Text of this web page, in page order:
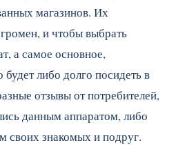
магазинов. Их
и чтобы выбрать
а самое основное,
либо долго посидеть в
отзывы от потребителей,
данным аппаратом, либо
своих знакомых и подруг.